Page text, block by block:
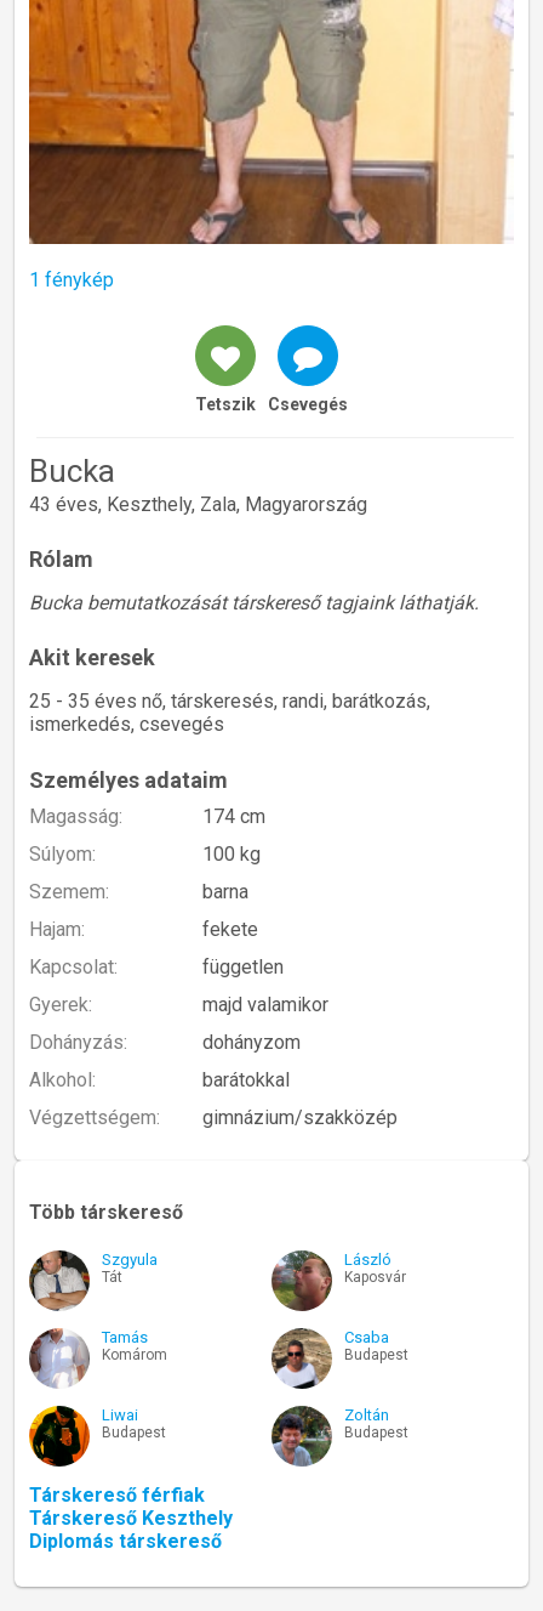
1 fénykép
Tetszik Csevegés
Bucka
43 éves, Keszthely, Zala, Magyarország
Rólam
Bucka bemutatkozását társkereső tagjaink láthatják.
Akit keresek
25 - 35 éves nő, társkeresés, randi, barátkozás,
ismerkedés, csevegés
Személyes adataim
Magasság:
174 cm
Súlyom:
100 kg
Szemem:
barna
Hajam:
fekete
Kapcsolat:
független
Gyerek:
majd valamikor
Dohányzás:
dohányzom
Alkohol:
barátokkal
Végzettségem:
gimnázium/szakközép
Több társkereső
Szgyula
Tát
László
Kaposvár
Tamás
Komárom
Csaba
Budapest
Liwai
Budapest
Zoltán
Budapest
Társkereső férfiak
Társkereső Keszthely
Diplomás társkereső